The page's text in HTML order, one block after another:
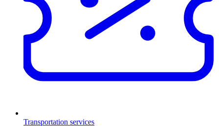
Transportation services